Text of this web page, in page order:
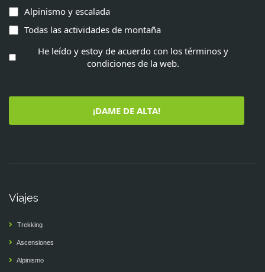
Alpinismo y escalada
Todas las actividades de montaña
He leído y estoy de acuerdo con los términos y
condiciones de la web.
¡DAME DE ALTA!
Viajes
Trekking
Ascensiones
Alpinismo